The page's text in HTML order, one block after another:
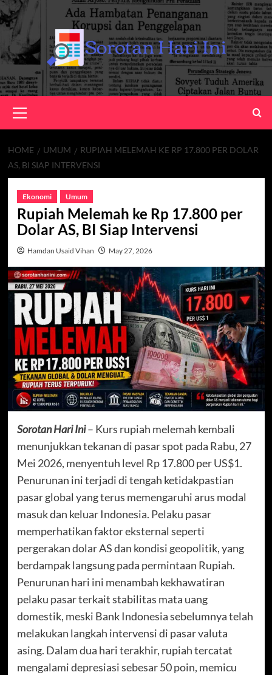
Skip
to
content
Menu
HOME UMUM
RUPIAH MELEMAH KE RP 17.800 PER DOLAR
AS, BI SIAP INTERVENSI
Ekonomi Umum
Rupiah Melemah ke Rp 17.800 per
Dolar AS, BI Siap Intervensi
Hamdan Usaid Vihan May 27, 2026
Sorotan Hari Ini– Kurs rupiah melemah kembali
menunjukkan tekanan di pasar spot pada Rabu, 27
Mei 2026, menyentuh level Rp 17.800 per US$1.
Penurunan ini terjadi di tengah ketidakpastian
pasar global yang terus memengaruhi arus modal
masuk dan keluar Indonesia. Pelaku pasar
memperhatikan faktor eksternal seperti
pergerakan dolar AS dan kondisi geopolitik, yang
berdampak langsung pada permintaan Rupiah.
Penurunan hari ini menambah kekhawatiran
pelaku pasar terkait stabilitas mata uang
domestik, meski Bank Indonesia sebelumnya telah
melakukan langkah intervensi di pasar valuta
asing. Dalam dua hari terakhir, rupiah tercatat
mengalami depresiasi sebesar 50 poin, memicu